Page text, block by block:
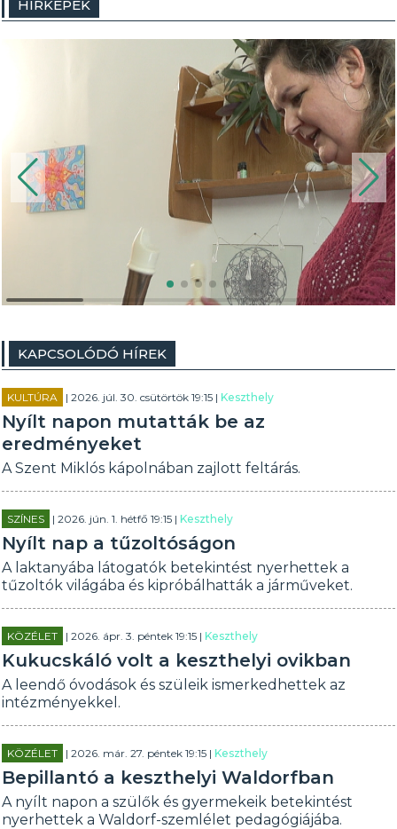
HÍRKÉPEK
KAPCSOLÓDÓ HÍREK
KULTÚRA | 2026. júl. 30. csütörtök 19:15 |Keszthely
Nyílt napon mutatták be az
eredményeket
A Szent Miklós kápolnában zajlott feltárás.
SZÍNES | 2026. jún. 1. hétfő 19:15 |Keszthely
Nyílt nap a tűzoltóságon
A laktanyába látogatók betekintést nyerhettek a
tűzoltók világába és kipróbálhatták a járműveket.
KÖZÉLET | 2026. ápr. 3. péntek 19:15 |Keszthely
Kukucskáló volt a keszthelyi ovikban
A leendő óvodások és szüleik ismerkedhettek az
intézményekkel.
KÖZÉLET | 2026. már. 27. péntek 19:15 |Keszthely
Bepillantó a keszthelyi Waldorfban
A nyílt napon a szülők és gyermekeik betekintést
nyerhettek a Waldorf-szemlélet pedagógiájába.